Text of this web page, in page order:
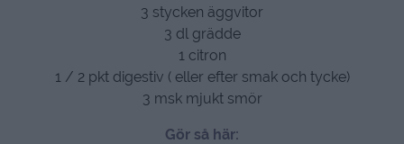
3 stycken äggvitor
3 dl grädde
1 citron
1 / 2 pkt digestiv ( eller efter smak och tycke)
3 msk mjukt smör
Gör så här: